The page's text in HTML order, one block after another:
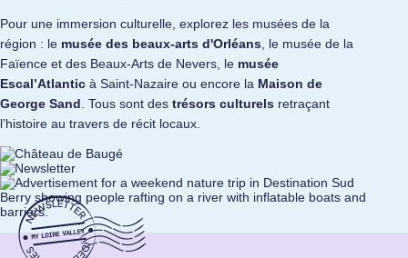
Pour une immersion culturelle, explorez les musées de la
région : le musée des beaux-arts d'Orléans , le musée de la
Faïence et des Beaux-Arts de Nevers, le musée
Escal’Atlantic à Saint-Nazaire ou encore la Maison de
George Sand . Tous sont des trésors culturels retraçant
l’histoire au travers de récit locaux.